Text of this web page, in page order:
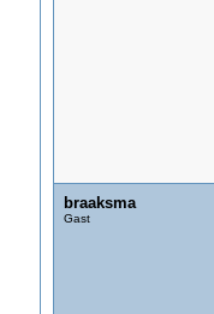
braaksma
Gast